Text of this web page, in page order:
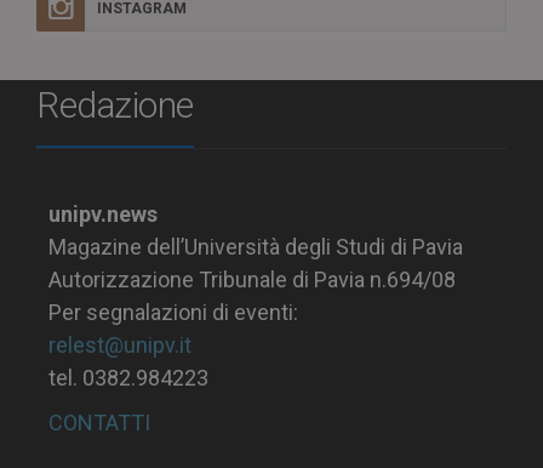
INSTAGRAM
Redazione
unipv.news
Magazine dell’Università degli Studi di Pavia
Autorizzazione Tribunale di Pavia n.694/08
Per segnalazioni di eventi:
relest@unipv.it
tel. 0382.984223
CONTATTI